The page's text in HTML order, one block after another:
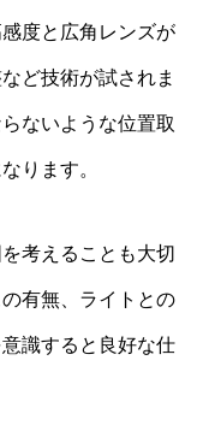
度と広角レンズが
ど技術が試されま
ないような位置取
ります。
考えることも大切
有無、ライトとの
識すると良好な仕